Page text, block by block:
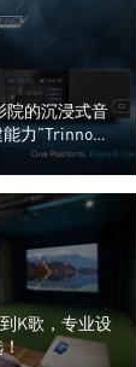
院的沉浸式音
力”Trinnov
Altitude CI全
级处理器
K歌，专业设
！